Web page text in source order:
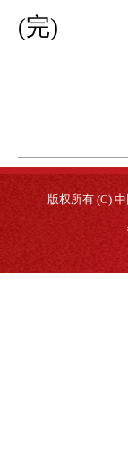
(完)
版权所有 (C)